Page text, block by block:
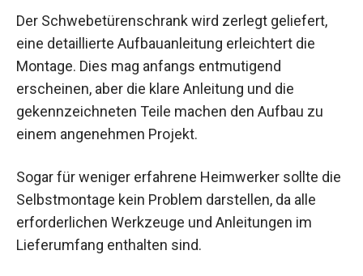
Der Schwebetürenschrank wird zerlegt geliefert,
eine detaillierte Aufbauanleitung erleichtert die
Montage. Dies mag anfangs entmutigend
erscheinen, aber die klare Anleitung und die
gekennzeichneten Teile machen den Aufbau zu
einem angenehmen Projekt.
Sogar für weniger erfahrene Heimwerker sollte die
Selbstmontage kein Problem darstellen, da alle
erforderlichen Werkzeuge und Anleitungen im
Lieferumfang enthalten sind.